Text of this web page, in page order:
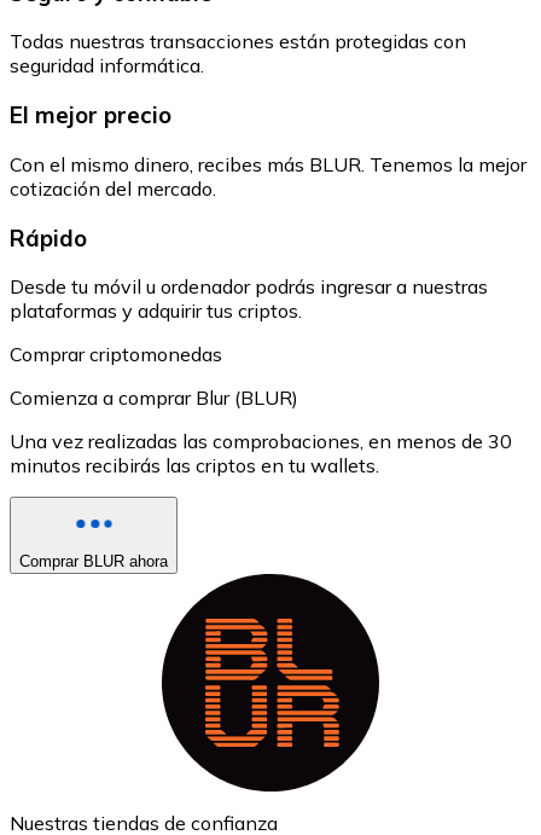
Todas nuestras transacciones están protegidas con
seguridad informática.
El mejor precio
Con el mismo dinero, recibes más BLUR. Tenemos la mejor
cotización del mercado.
Rápido
Desde tu móvil u ordenador podrás ingresar a nuestras
plataformas y adquirir tus criptos.
Comprar criptomonedas
Comienza a comprar Blur (BLUR)
Una vez realizadas las comprobaciones, en menos de 30
minutos recibirás las criptos en tu wallets.
Comprar BLUR ahora
Nuestras tiendas de confianza